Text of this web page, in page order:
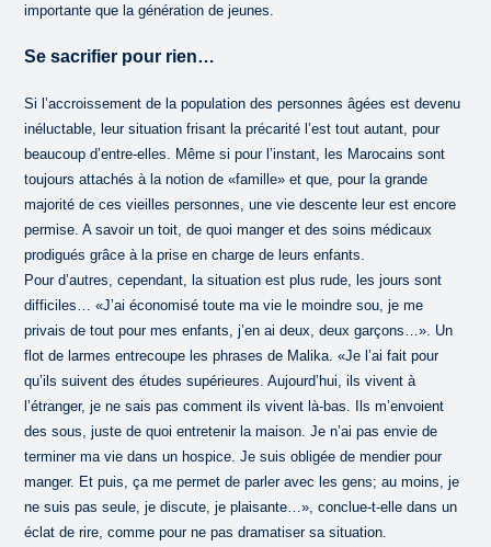
importante que la génération de jeunes.
Se sacrifier pour rien…
Si l’accroissement de la population des personnes âgées est devenu
inéluctable, leur situation frisant la précarité l’est tout autant, pour
beaucoup d’entre-elles. Même si pour l’instant, les Marocains sont
toujours attachés à la notion de «famille» et que, pour la grande
majorité de ces vieilles personnes, une vie descente leur est encore
permise. A savoir un toit, de quoi manger et des soins médicaux
prodigués grâce à la prise en charge de leurs enfants.
Pour d’autres, cependant, la situation est plus rude, les jours sont
difficiles… «J’ai économisé toute ma vie le moindre sou, je me
privais de tout pour mes enfants, j’en ai deux, deux garçons…». Un
flot de larmes entrecoupe les phrases de Malika. «Je l’ai fait pour
qu’ils suivent des études supérieures. Aujourd’hui, ils vivent à
l’étranger, je ne sais pas comment ils vivent là-bas. Ils m’envoient
des sous, juste de quoi entretenir la maison. Je n’ai pas envie de
terminer ma vie dans un hospice. Je suis obligée de mendier pour
manger. Et puis, ça me permet de parler avec les gens; au moins, je
ne suis pas seule, je discute, je plaisante…», conclue-t-elle dans un
éclat de rire, comme pour ne pas dramatiser sa situation.